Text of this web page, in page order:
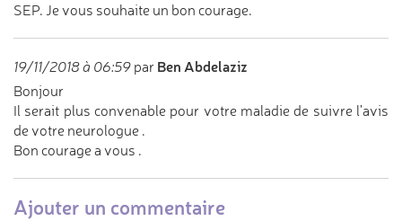
SEP. Je vous souhaite un bon courage.
19/11/2018 à 06:59 par Ben Abdelaziz
Bonjour
Il serait plus convenable pour votre maladie de suivre l'avis
de votre neurologue .
Bon courage a vous .
Ajouter un commentaire